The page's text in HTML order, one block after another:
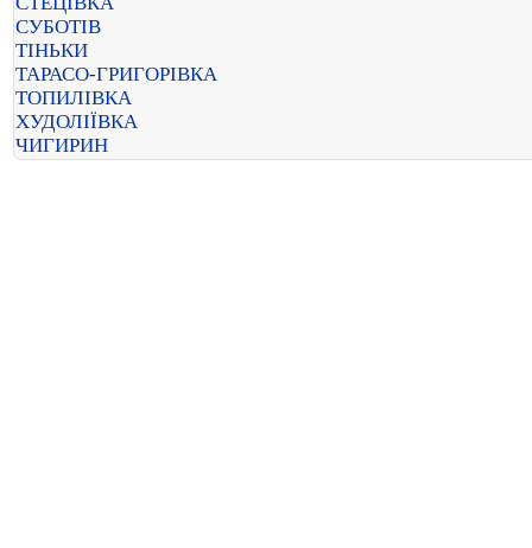
СУБОТІВ
ТІНЬКИ
ТАРАСО-ГРИГОРІВКА
ТОПИЛІВКА
ХУДОЛІЇВКА
ЧИГИРИН